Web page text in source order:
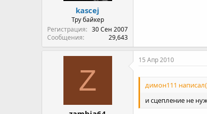
kascej
Тру байкер
Регистрация
30 Сен 2007
Сообщения
29,643
Z
15 Апр 2010
димон111
и сцепление не